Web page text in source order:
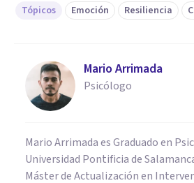
Tópicos Emoción Resiliencia
Mario Arrimada
Psicólogo
Mario Arrimada es Graduado en
Universidad Pontificia de
Máster de Actualización en